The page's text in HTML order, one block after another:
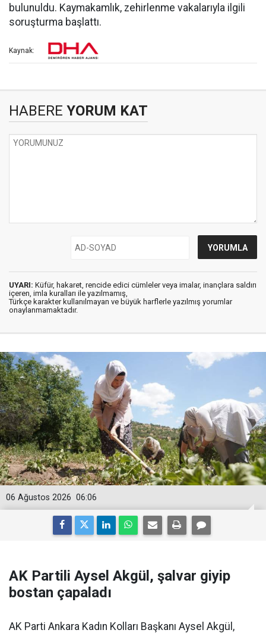
bulunuldu. Kaymakamlık, zehirlenme vakalarıyla ilgili
soruşturma başlattı.
Kaynak:
HABERE YORUM KAT
UYARI: Küfür, hakaret, rencide edici cümleler veya imalar, inançlara saldırı
içeren, imla kuralları ile yazılmamış,
Türkçe karakter kullanılmayan ve büyük harflerle yazılmış yorumlar
onaylanmamaktadır.
06:06
06 Ağustos 2026
AK Partili Aysel Akgül, şalvar giyip
bostan çapaladı
AK Parti Ankara Kadın Kolları Başkanı Aysel Akgül,